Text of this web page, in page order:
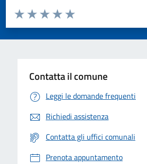
Valuta da 1 a 5 stelle la pagina
Valuta 5 stelle su 5
Valuta 4 stelle su 5
Valuta 3 stelle su 5
Valuta 2 stelle su 5
Valuta 1 stelle su 5
Contatta il comune
Leggi le domande frequenti
Richiedi assistenza
Contatta gli uffici comunali
Prenota appuntamento